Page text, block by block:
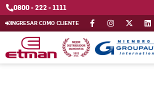
0800 - 222 - 1111
INGRESAR COMO CLIENTE